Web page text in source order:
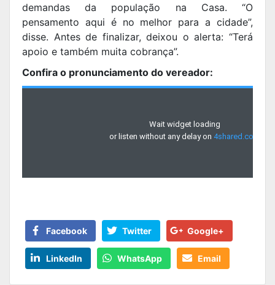
demandas da população na Casa. “O
pensamento aqui é no melhor para a cidade”,
disse. Antes de finalizar, deixou o alerta: “Terá
apoio e também muita cobrança”.
Confira o pronunciamento do vereador:
Facebook Twitter Google+
LinkedIn WhatsApp Email